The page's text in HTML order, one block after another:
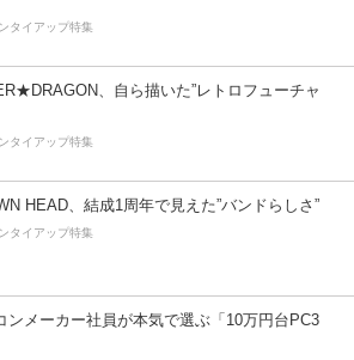
タイアップ特集
、自ら描いた”レトロフューチャ
タイアップ特集
HEAD、結成1周年で見えた”バンドらしさ”
タイアップ特集
ンメーカー社員が本気で選ぶ「10万円台PC3